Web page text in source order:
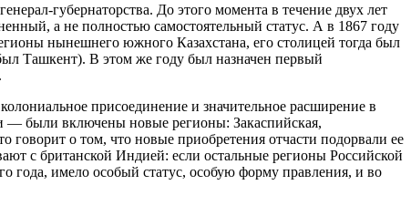
губернаторства. До этого момента в течение двух лет
а не полностью самостоятельный статус. А в 1867 году
нынешнего южного Казахстана, его столицей тогда был
Ташкент). В этом же году был назначен первый
присоединение и значительное расширение в
— были включены новые регионы: Закаспийская,
о том, что новые приобретения отчасти подорвали ее
с британской Индией: если остальные регионы Российской
года, имело особый статус, особую форму правления, и во